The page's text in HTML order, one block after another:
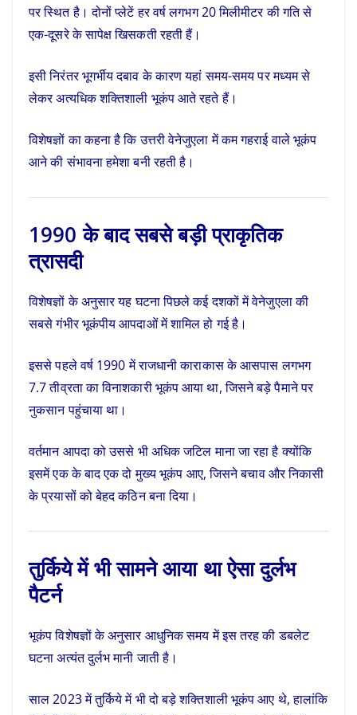
पर स्थित है। दोनों प्लेटें हर वर्ष लगभग 20 मिलीमीटर की गति से
एक-दूसरे के सापेक्ष खिसकती रहती हैं।
इसी निरंतर भूगर्भीय दबाव के कारण यहां समय-समय पर मध्यम से
लेकर अत्यधिक शक्तिशाली भूकंप आते रहते हैं।
विशेषज्ञों का कहना है कि उत्तरी वेनेजुएला में कम गहराई वाले भूकंप
आने की संभावना हमेशा बनी रहती है।
1990 के बाद सबसे बड़ी प्राकृतिक
त्रासदी
विशेषज्ञों के अनुसार यह घटना पिछले कई दशकों में वेनेजुएला की
सबसे गंभीर भूकंपीय आपदाओं में शामिल हो गई है।
इससे पहले वर्ष 1990 में राजधानी काराकास के आसपास लगभग
7.7 तीव्रता का विनाशकारी भूकंप आया था, जिसने बड़े पैमाने पर
नुकसान पहुंचाया था।
वर्तमान आपदा को उससे भी अधिक जटिल माना जा रहा है क्योंकि
इसमें एक के बाद एक दो मुख्य भूकंप आए, जिसने बचाव और निकासी
के प्रयासों को बेहद कठिन बना दिया।
तुर्किये में भी सामने आया था ऐसा दुर्लभ
पैटर्न
भूकंप विशेषज्ञों के अनुसार आधुनिक समय में इस तरह की डबलेट
घटना अत्यंत दुर्लभ मानी जाती है।
साल 2023 में तुर्किये में भी दो बड़े शक्तिशाली भूकंप आए थे, हालांकि